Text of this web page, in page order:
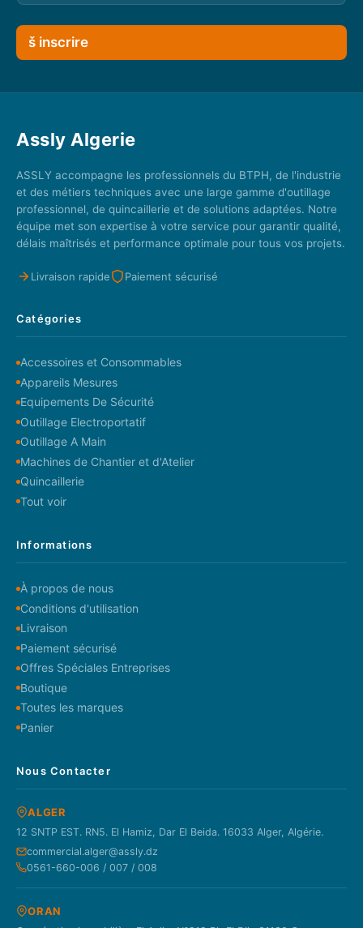
š inscrire
Assly Algerie
ASSLY accompagne les professionnels du BTPH, de l'industrie
et des métiers techniques avec une large gamme d'outillage
professionnel, de quincaillerie et de solutions adaptées. Notre
équipe met son expertise à votre service pour garantir qualité,
délais maîtrisés et performance optimale pour tous vos projets.
Livraison rapide Paiement sécurisé
Catégories
Accessoires et Consommables
Appareils Mesures
Equipements De Sécurité
Outillage Electroportatif
Outillage A Main
Machines de Chantier et d'Atelier
Quincaillerie
Tout voir
Informations
À propos de nous
Conditions d'utilisation
Livraison
Paiement sécurisé
Offres Spéciales Entreprises
Boutique
Toutes les marques
Panier
Nous Contacter
ALGER
12 SNTP EST. RN5. El Hamiz, Dar El Beida. 16033 Alger, Algérie.
commercial.alger@assly.dz
0561-660-006 / 007 / 008
ORAN